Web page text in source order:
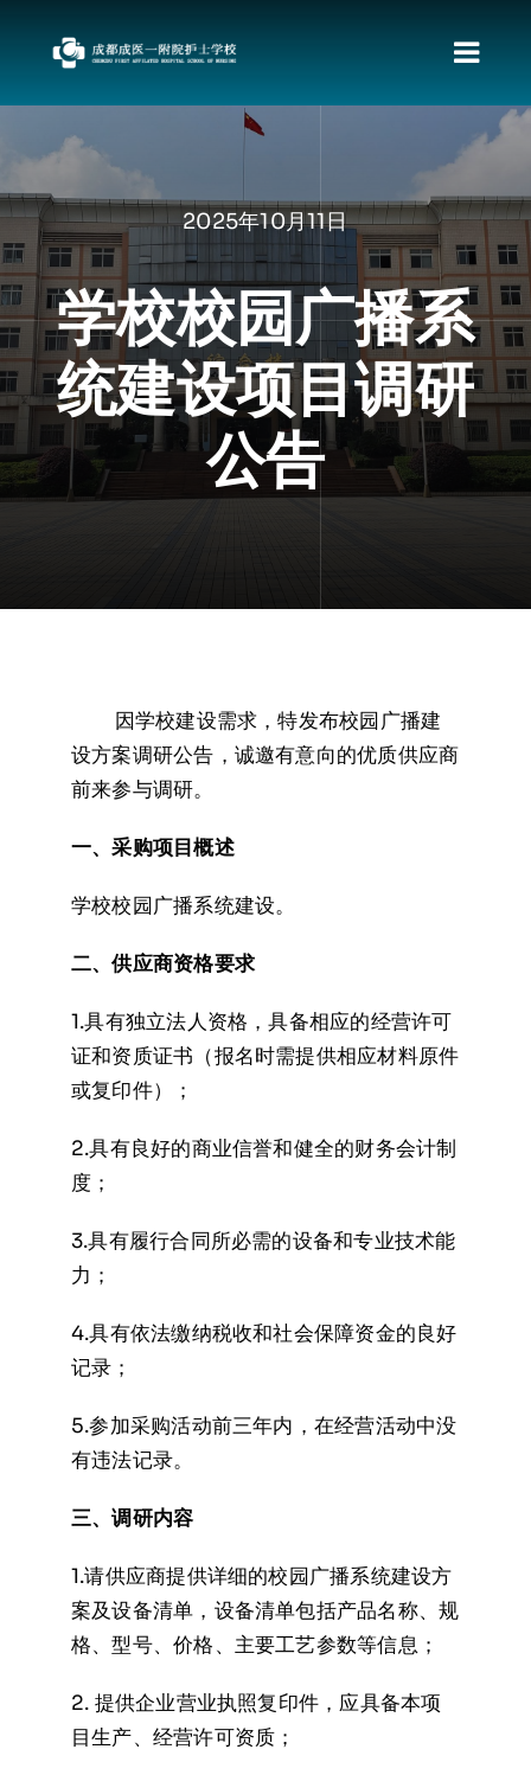
容
切
换
导
航
新闻动态
职教发展政策
资料下载
责任督专区
校园文化
招生专栏
2025年10月11日
学校校园广播系
统建设项目调研
公告
⠀⠀⠀因学校建设需求，特发布校园广播建
设方案调研公告，诚邀有意向的优质供应商
前来参与调研。
一、采购项目概述
学校校园广播系统建设。
二、供应商资格要求
1.具有独立法人资格，具备相应的经营许可
证和资质证书（报名时需提供相应材料原件
或复印件）；
2.具有良好的商业信誉和健全的财务会计制
度；
3.具有履行合同所必需的设备和专业技术能
力；
4.具有依法缴纳税收和社会保障资金的良好
记录；
5.参加采购活动前三年内，在经营活动中没
有违法记录。
三、调研内容
1.请供应商提供详细的校园广播系统建设方
案及设备清单，设备清单包括产品名称、规
格、型号、价格、主要工艺参数等信息；
2. 提供企业营业执照复印件，应具备本项
目生产、经营许可资质；